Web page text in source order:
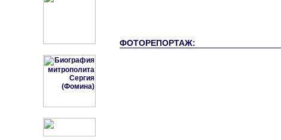
ФОТОРЕПОРТАЖ: